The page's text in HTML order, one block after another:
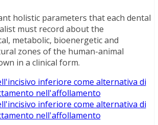
holistic parameters that each dental
must record about the
metabolic, bioenergetic and
zones of the human-animal
in a clinical form.